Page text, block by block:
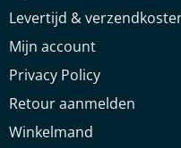
Levertijd &
Mijn account
Privacy Policy
Retour aanmelden
Winkelmand